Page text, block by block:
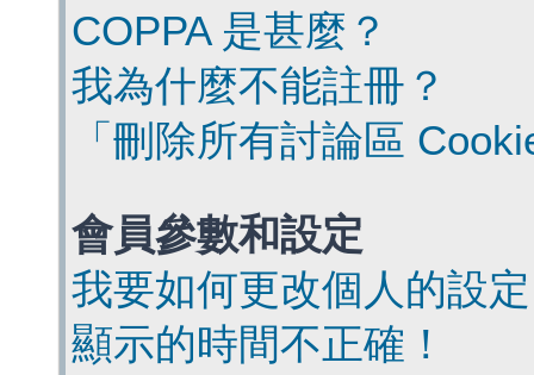
COPPA 是甚麼？
我為什麼不能註冊？
「刪除所有討論區
會員參數和設定
我要如何更改個人的設
顯示的時間不正確！